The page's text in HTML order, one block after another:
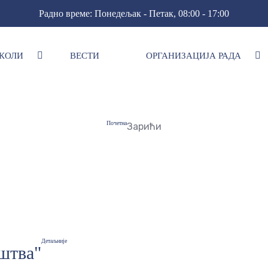
Радно време: Понедељак - Петак, 08:00 - 17:00
ВЕСТИ ОРГАНИЗАЦИЈА РАДА
ПочетнаЗарићи
Детаљније